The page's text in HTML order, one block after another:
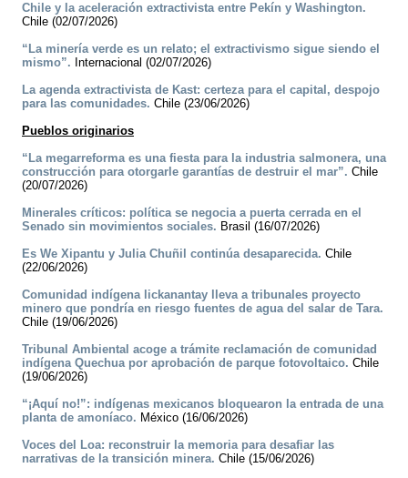
Chile y la aceleración extractivista entre Pekín y Washington.
Chile (02/07/2026)
“La minería verde es un relato; el extractivismo sigue siendo el
mismo”. Internacional (02/07/2026)
La agenda extractivista de Kast: certeza para el capital, despojo
para las comunidades. Chile (23/06/2026)
Pueblos originarios
“La megarreforma es una fiesta para la industria salmonera, una
construcción para otorgarle garantías de destruir el mar”. Chile
(20/07/2026)
Minerales críticos: política se negocia a puerta cerrada en el
Senado sin movimientos sociales. Brasil (16/07/2026)
Es We Xipantu y Julia Chuñil continúa desaparecida. Chile
(22/06/2026)
Comunidad indígena lickanantay lleva a tribunales proyecto
minero que pondría en riesgo fuentes de agua del salar de Tara.
Chile (19/06/2026)
Tribunal Ambiental acoge a trámite reclamación de comunidad
indígena Quechua por aprobación de parque fotovoltaico. Chile
(19/06/2026)
“¡Aquí no!”: indígenas mexicanos bloquearon la entrada de una
planta de amoníaco. México (16/06/2026)
Voces del Loa: reconstruir la memoria para desafiar las
narrativas de la transición minera. Chile (15/06/2026)